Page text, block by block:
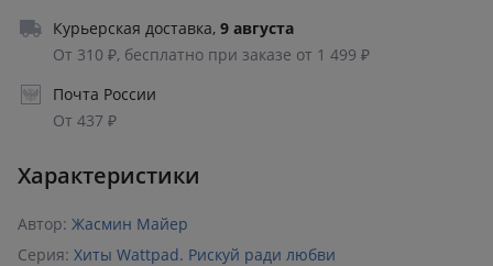
Курьерская доставка, 9 августа
От 310 ₽, бесплатно при заказе от 1 499 ₽
Почта России
От 437 ₽
Характеристики
Автор: Жасмин Майер
Серия: Хиты Wattpad. Рискуй ради любви